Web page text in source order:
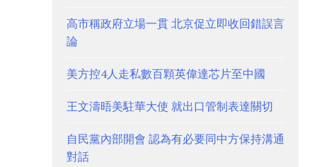
高市稱政府立場一貫 北京促立即收回錯誤言
論
美方控4人走私數百顆英偉達芯片至中國
王文濤晤美駐華大使 就出口管制表達關切
自民黨內部開會 認為有必要同中方保持溝通
對話